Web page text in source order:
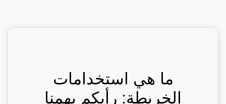
ما هي استخدامات
الخريطة: رأيكم يهمنا